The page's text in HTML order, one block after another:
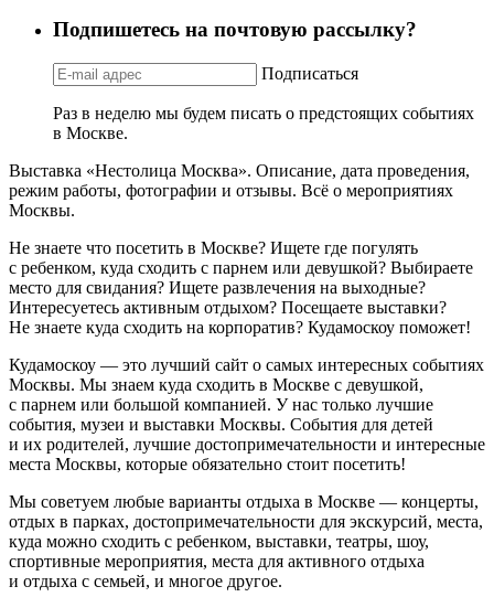
Подпишетесь на почтовую рассылку?
Подписаться
Раз в неделю мы будем писать о предстоящих событиях
в Москве.
Выставка «Нестолица Москва». Описание, дата проведения,
режим работы, фотографии и отзывы. Всё о мероприятиях
Москвы.
Не знаете что посетить в Москве? Ищете где погулять
с ребенком, куда сходить с парнем или девушкой? Выбираете
место для свидания? Ищете развлечения на выходные?
Интересуетесь активным отдыхом? Посещаете выставки?
Не знаете куда сходить на корпоратив? Кудамоскоу поможет!
Кудамоскоу — это лучший сайт о самых интересных событиях
Москвы. Мы знаем куда сходить в Москве с девушкой,
с парнем или большой компанией. У нас только лучшие
события, музеи и выставки Москвы. События для детей
и их родителей, лучшие достопримечательности и интересные
места Москвы, которые обязательно стоит посетить!
Мы советуем любые варианты отдыха в Москве — концерты,
отдых в парках, достопримечательности для экскурсий, места,
куда можно сходить с ребенком, выставки, театры, шоу,
спортивные мероприятия, места для активного отдыха
и отдыха с семьей, и многое другое.